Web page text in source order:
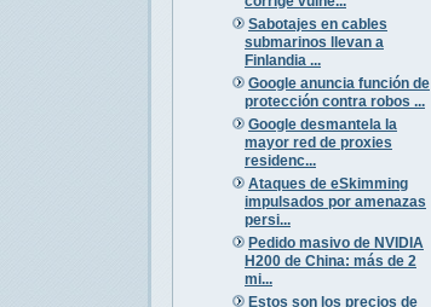
Sabotajes en cables
submarinos llevan a
Finlandia ...
Google anuncia función de
protección contra robos ...
Google desmantela la
mayor red de proxies
residenc...
Ataques de eSkimming
impulsados por amenazas
persi...
Pedido masivo de NVIDIA
H200 de China: más de 2
mi...
Estos son los precios de